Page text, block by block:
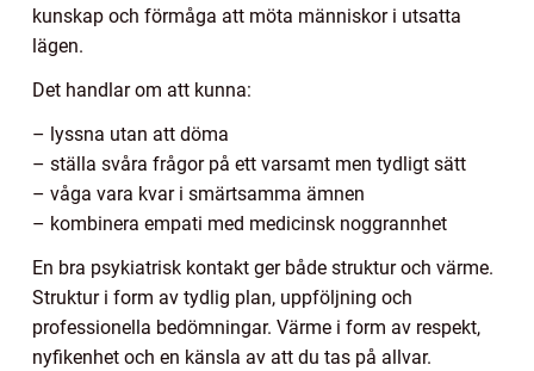
kunskap och förmåga att möta människor i utsatta
lägen.
Det handlar om att kunna:
– lyssna utan att döma
– ställa svåra frågor på ett varsamt men tydligt sätt
– våga vara kvar i smärtsamma ämnen
– kombinera empati med medicinsk noggrannhet
En bra psykiatrisk kontakt ger både struktur och värme.
Struktur i form av tydlig plan, uppföljning och
professionella bedömningar. Värme i form av respekt,
nyfikenhet och en känsla av att du tas på allvar.